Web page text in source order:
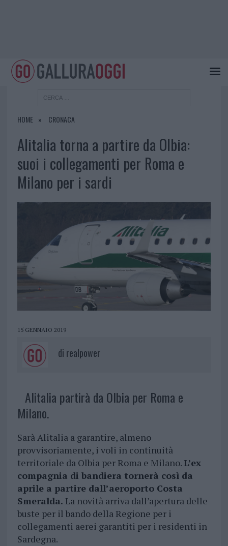
HOME CRONACA
Alitalia torna a partire da Olbia:
suoi i collegamenti per Roma e
Milano per i sardi
15 GENNAIO 2019
di realpower
Alitalia partirà da Olbia per Roma e
Milano.
Sarà Alitalia a garantire, almeno
provvisoriamente, i voli in continuità
territoriale da Olbia per Roma e Milano.L’ex
compagnia di bandiera tornerà così da
aprile a partire dall’aeroporto Costa
Smeralda. La novità arriva dall’apertura delle
buste per il bando della Regione per i
collegamenti aerei garantiti per i residenti in
Sardegna.